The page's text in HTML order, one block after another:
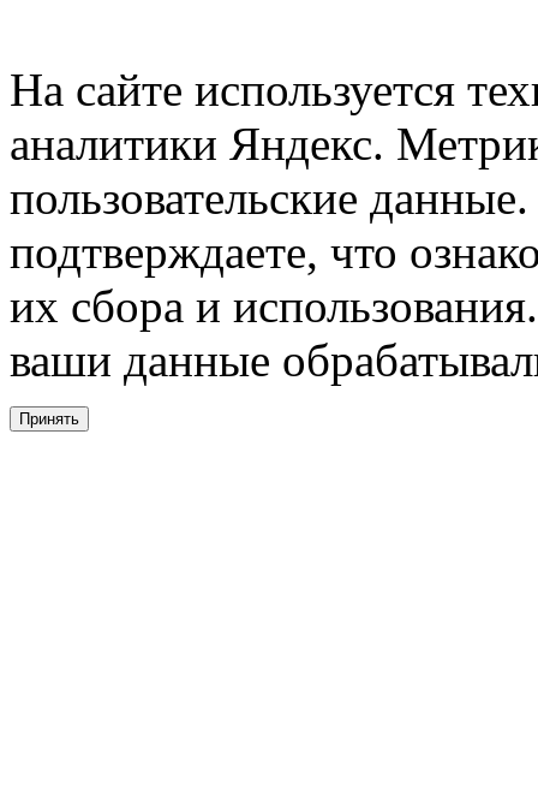
На сайте используется
аналитики Яндекс.
пользовательские
подтверждаете, что
их сбора и
ваши данные
Принять